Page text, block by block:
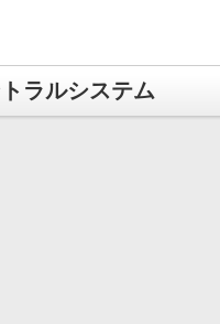
ラルシステム